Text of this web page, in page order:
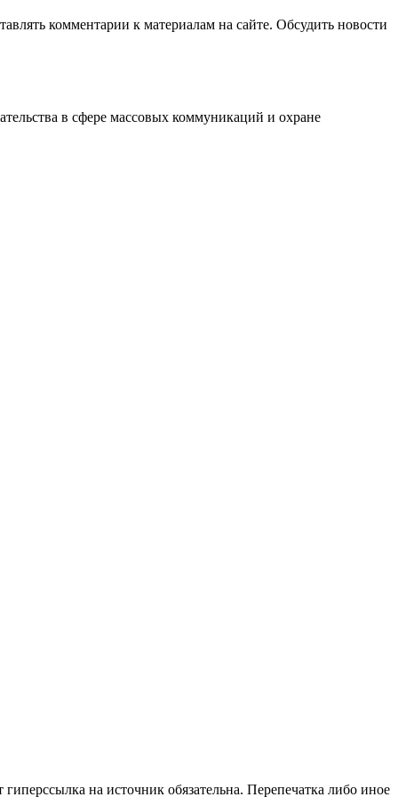
комментарии к материалам на сайте. Обсудить новости
в сфере массовых коммуникаций и охране
на источник обязательна. Перепечатка либо иное